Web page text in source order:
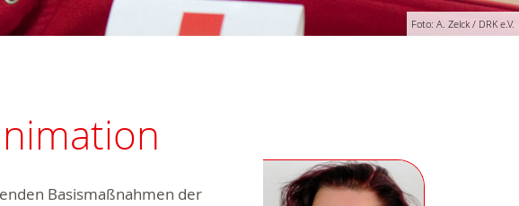
Foto: A. Zelck / DRK e.V.
Basismaßnahmen der